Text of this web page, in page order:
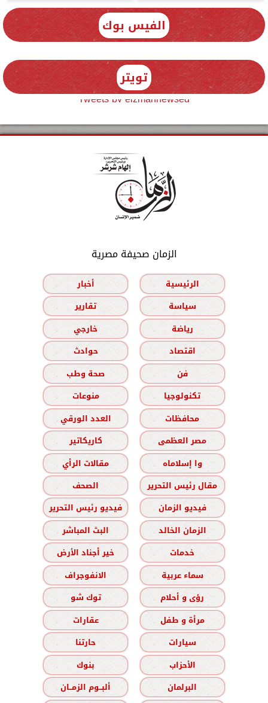
الفيس بوك
تويتر
Tweets by elzmannewseg
الزمان صحيفة مصرية
الرئيسية
أخبار
سياسة
تقارير
رياضة
خارجي
اقتصاد
حوادث
فن
صحة وطب
تكنولوجيا
منوعات
محافظات
العدد الورقي
مصر العظمى
كاريكاتير
وا إسلاماه
مقالات الرأي
مقال رئيس التحرير
الصحف
فيديو الزمان
فيديو رئيس التحرير
الزمان الخالد
البث المباشر
خدمات
خير أجناد الأرض
سماء عربية
الانفوجراف
رؤى و أحلام
توك شو
مرأة و طفل
عقارات
سيارات
حارتنا
الأحزاب
بنوك
البرلمان
ألبــوم الزمــان